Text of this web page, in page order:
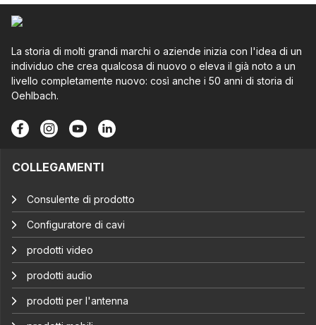
La storia di molti grandi marchi o aziende inizia con l'idea di un
individuo che crea qualcosa di nuovo o eleva il già noto a un
livello completamente nuovo: così anche i 50 anni di storia di
Oehlbach.
COLLEGAMENTI
Consulente di prodotto
Configuratore di cavi
prodotti video
prodotti audio
prodotti per l'antenna